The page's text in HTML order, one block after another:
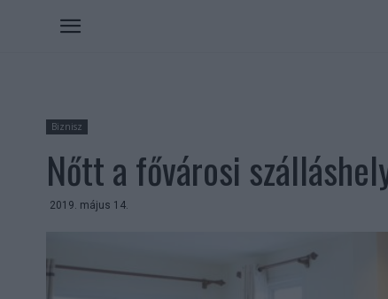
Biznisz
Nőtt a fővárosi
2019. május 14.